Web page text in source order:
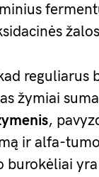
reguliarus
žymiai
,
ir alfa-
burokėliai